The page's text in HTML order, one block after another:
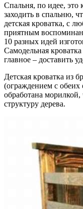
Спальня, по идее, это
заходить в спальню,
детская кроватка, с
приятным
10 разных идей
Самодельная
главное – доставить
Детская кроватка из
(ограждением с обеих
обработана
структуру дерева.